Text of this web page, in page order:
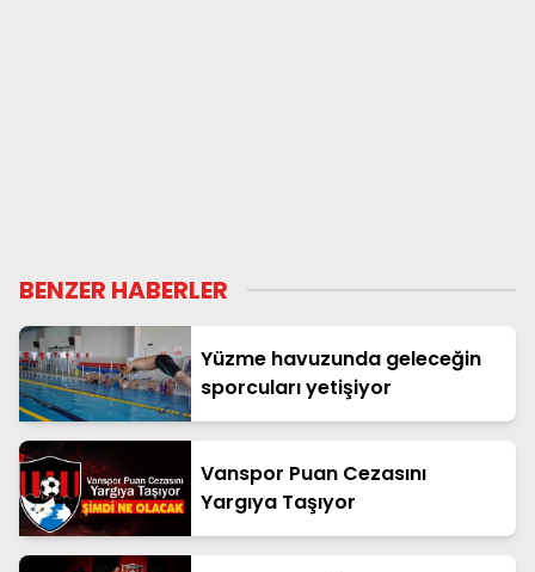
BENZER HABERLER
Yüzme havuzunda geleceğin
sporcuları yetişiyor
Vanspor Puan Cezasını
Yargıya Taşıyor